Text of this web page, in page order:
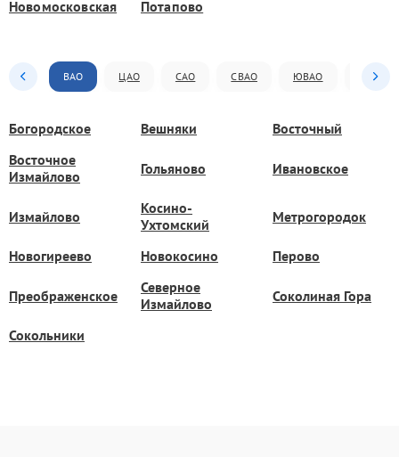
Новомосковская Потапово
ВАО ЦАО САО СВАО ЮВАО ЮАО
Богородское Вешняки
Восточный
Восточное
Измайлово
Гольяново Ивановское
Измайлово
Косино-
Ухтомский
Метрогородок
Новогиреево Новокосино Перово
Преображенское
Северное
Измайлово
Соколиная Гора
Сокольники